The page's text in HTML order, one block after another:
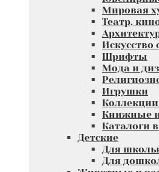
Мировая
Театр,
Искусство
Шрифты
Мода и
Игрушки
Книжные
Каталоги
Детские
Для
Для